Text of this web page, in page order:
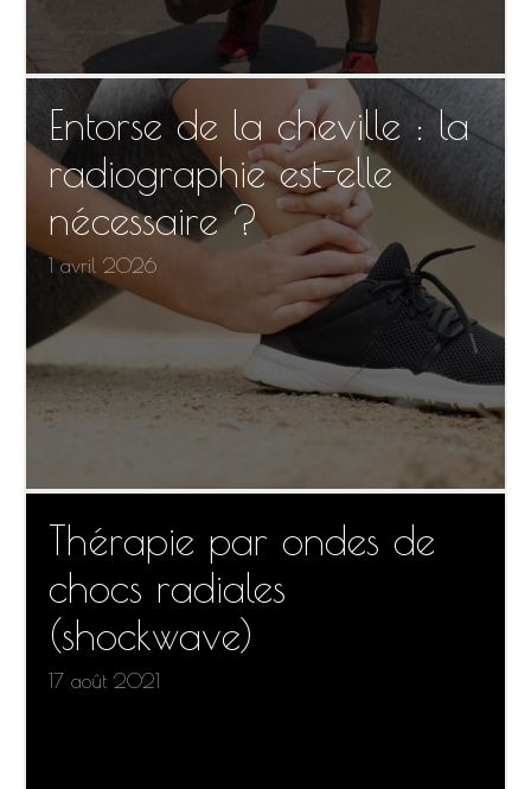
Entorse de la cheville : la
radiographie est-elle
nécessaire ?
1 avril 2026
Thérapie par ondes de
chocs radiales
(shockwave)
17 août 2021